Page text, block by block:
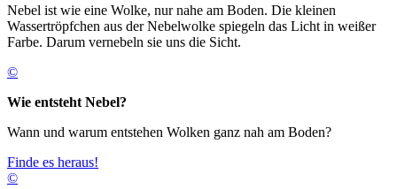
Nebel ist wie eine Wolke, nur nahe am Boden. Die kleinen
Wassertröpfchen aus der Nebelwolke spiegeln das Licht in weißer
Farbe. Darum vernebeln sie uns die Sicht.
©
Wie entsteht Nebel?
Wann und warum entstehen Wolken ganz nah am Boden?
Finde es heraus!
©